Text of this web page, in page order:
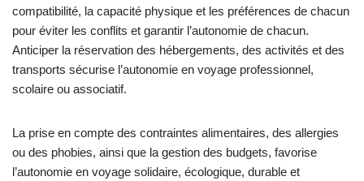
compatibilité, la capacité physique et les préférences de chacun
pour éviter les conflits et garantir l’autonomie de chacun.
Anticiper la réservation des hébergements, des activités et des
transports sécurise l’autonomie en voyage professionnel,
scolaire ou associatif.
La prise en compte des contraintes alimentaires, des allergies
ou des phobies, ainsi que la gestion des budgets, favorise
l’autonomie en voyage solidaire, écologique, durable et